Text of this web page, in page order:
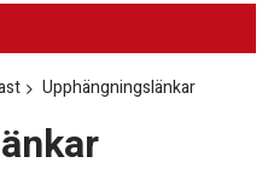
Upphängningslänkar